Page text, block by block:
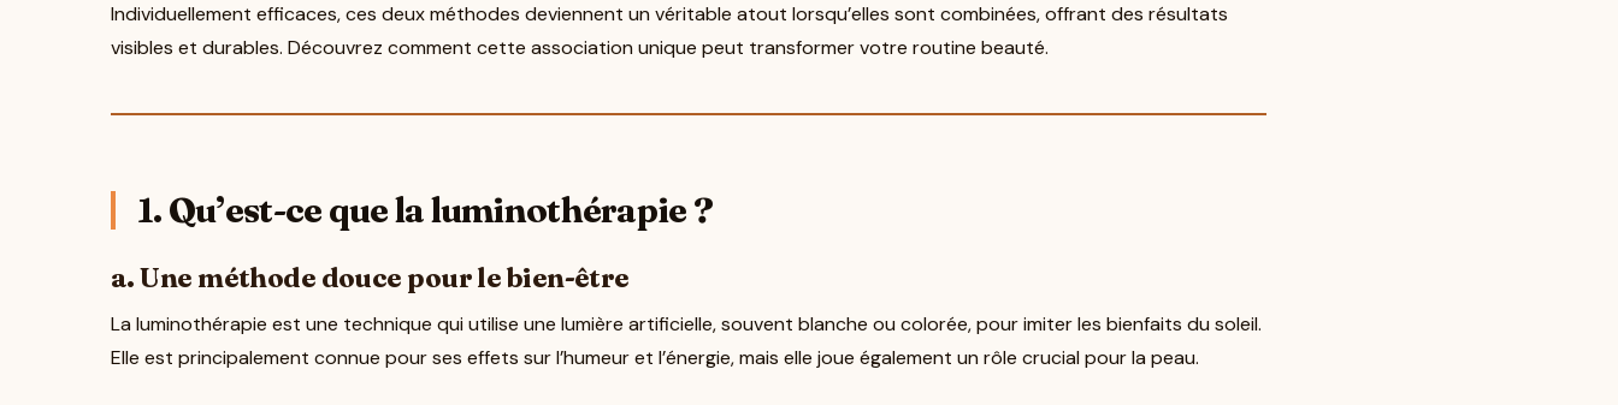
Individuellement efficaces, ces deux méthodes deviennent un véritable atout lorsqu’elles sont combinées, offrant des résultats
visibles et durables. Découvrez comment cette association unique peut transformer votre routine beauté.
1. Qu’est-ce que la luminothérapie ?
a. Une méthode douce pour le bien-être
La luminothérapie est une technique qui utilise une lumière artificielle, souvent blanche ou colorée, pour imiter les bienfaits du soleil.
Elle est principalement connue pour ses effets sur l’humeur et l’énergie, mais elle joue également un rôle crucial pour la peau.